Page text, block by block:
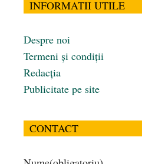
INFORMATII UTILE
Despre noi
Termeni și condiții
Redacția
Publicitate pe site
CONTACT